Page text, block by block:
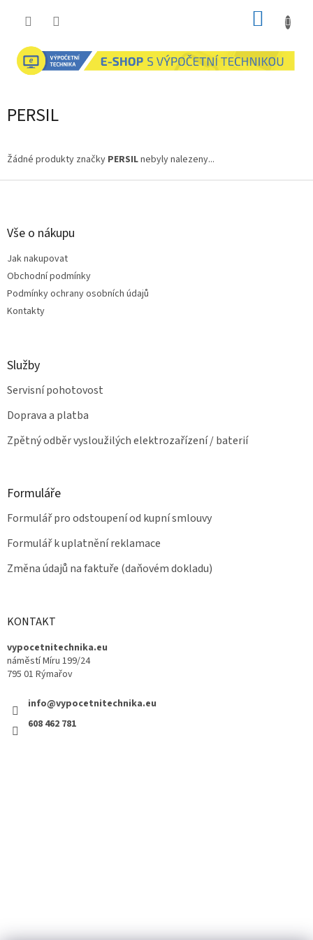
PERSIL
Žádné produkty značky PERSILnebyly nalezeny...
Z
Vše o nákupu
Jak nakupovat
Obchodní podmínky
Podmínky ochrany osobních údajů
Kontakty
Služby
Servisní pohotovost
Doprava a platba
Zpětný odběr vysloužilých elektrozařízení / baterií
Formuláře
Formulář pro odstoupení od kupní smlouvy
Formulář k uplatnění reklamace
Změna údajů na faktuře (daňovém dokladu)
KONTAKT
vypocetnitechnika.eu
náměstí Míru 199/24
795 01 Rýmařov
info@vypocetnitechnika.eu
608 462 781